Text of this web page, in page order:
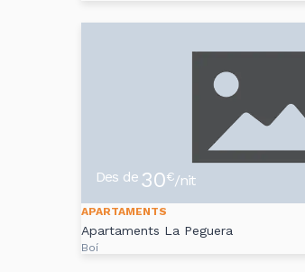
Des de 30€/nit
APARTAMENTS
Apartaments La Peguera
Boí